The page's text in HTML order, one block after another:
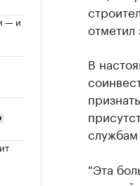
— и
отметил
В
"Эта